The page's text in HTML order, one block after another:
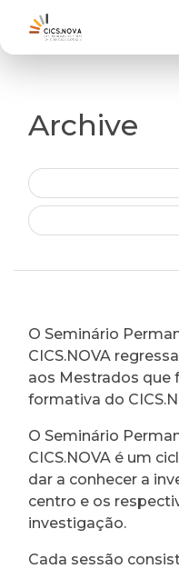
Archive
O Seminário
CICS.NOVA
aos Mestrados que
formativa do
O Seminário
CICS.NOVA é um
dar a conhecer a
centro e os
investigação.
Cada sessão